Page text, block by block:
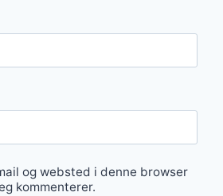
og websted i denne browser
kommenterer.